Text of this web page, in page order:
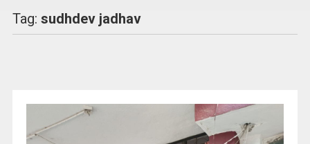
Tag: sudhdev jadhav